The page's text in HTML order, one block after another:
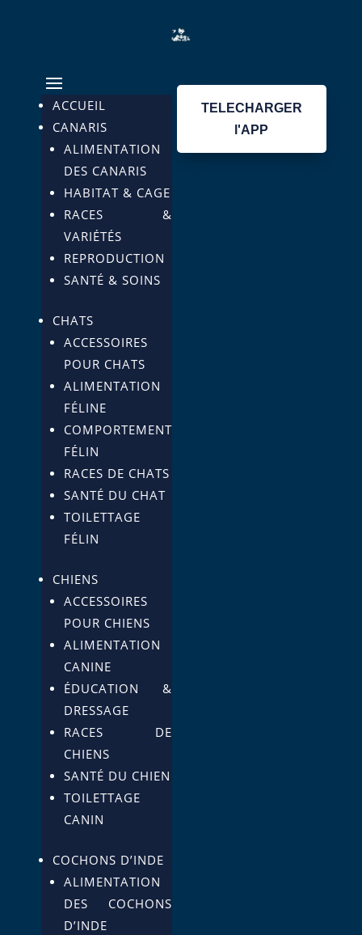
ACCUEIL
CANARIS
ALIMENTATION
DES CANARIS
HABITAT & CAGE
RACES &
VARIÉTÉS
REPRODUCTION
SANTÉ & SOINS
CHATS
ACCESSOIRES
POUR CHATS
ALIMENTATION
FÉLINE
COMPORTEMENT
FÉLIN
RACES DE CHATS
SANTÉ DU CHAT
TOILETTAGE
FÉLIN
CHIENS
ACCESSOIRES
POUR CHIENS
ALIMENTATION
CANINE
ÉDUCATION &
DRESSAGE
RACES DE
CHIENS
SANTÉ DU CHIEN
TOILETTAGE
CANIN
COCHONS D’INDE
ALIMENTATION
DES COCHONS
D’INDE
TELECHARGER
l'APP